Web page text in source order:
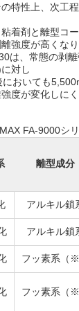
特性上、次工
着剤と離型コ
強度が高くなり
は、常態の剥
対し
おいても
度が変化しに
FA-9000シ
離型成分
アルキル鎖
アルキル鎖
フッ素系（※
フッ素系（※